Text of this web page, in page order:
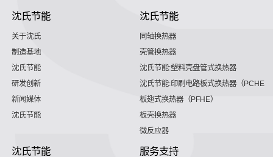
沈氏节能
关于沈氏
制造基地
沈氏节能
研发创新
新闻媒体
沈氏节能
沈氏节能
同轴换热器
壳管换热器
沈氏节能:塑料壳盘管式换热器
沈氏节能:印刷电路板式换热器（PCHE）
板翅式换热器（PFHE）
板壳换热器
微反应器
沈氏节能 服务支持